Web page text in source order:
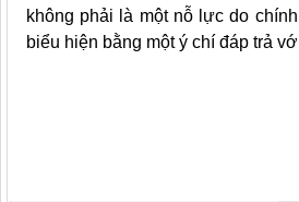
không phải là một nỗ lực do
biểu hiện bằng một ý chí đáp trả